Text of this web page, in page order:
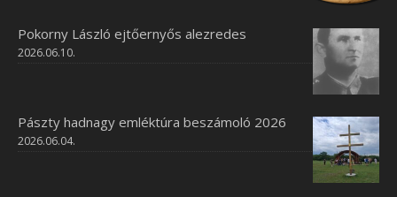
Pokorny László ejtőernyős alezredes
2026.06.10.
Pászty hadnagy emléktúra beszámoló 2026
2026.06.04.